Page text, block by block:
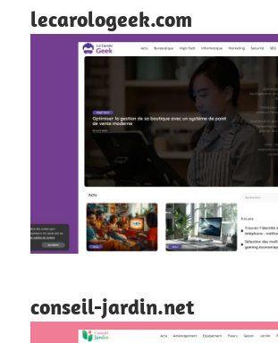
lecarologeek.com
conseil-jardin.net